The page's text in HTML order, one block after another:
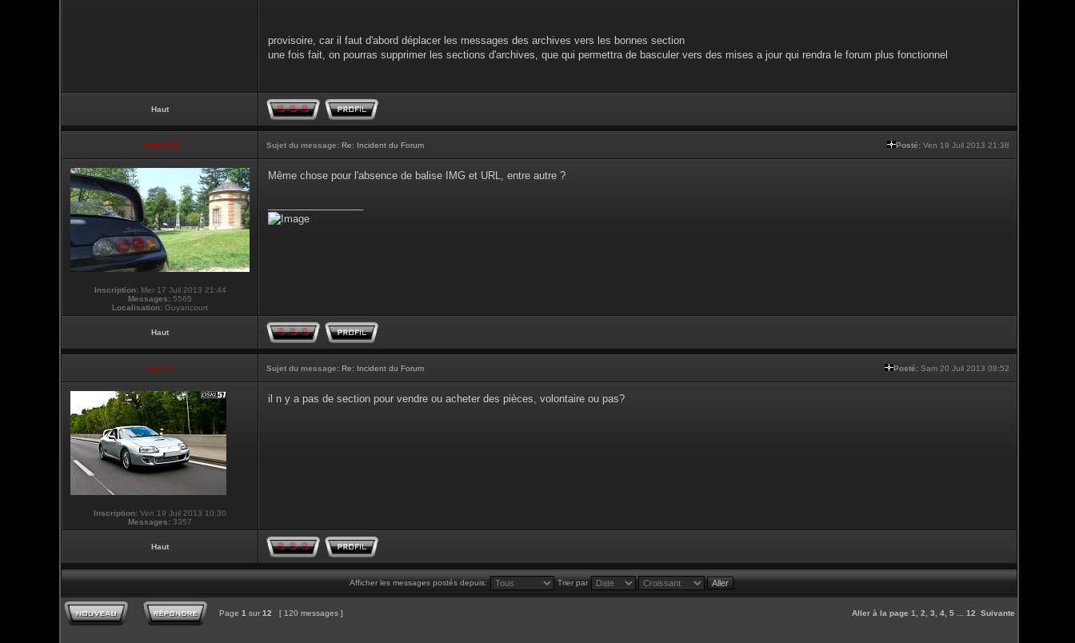
provisoire, car il faut d'abord déplacer les messages des archives vers les bonnes section
une fois fait, on pourras supprimer les sections d'archives, que qui permettra de basculer vers des mises a jour qui rendra le forum plus fonctionnel
Haut
vmax330 Sujet du message: Re: Incident du Forum Posté: Ven 19 Juil 2013 21:38
Inscription:Mer 17 Juil 2013 21:44
Messages: 5565
Localisation: Guyancourt
Même chose pour l'absence de balise IMG et URL, entre autre ?
Haut
touti-17 Sujet du message: Re: Incident du Forum Posté: Sam 20 Juil 2013 08:52
Inscription: Ven 19 Juil 2013 10:30
Messages: 3357
il n y a pas de section pour vendre ou acheter des pièces, volontaire ou pas?
Haut
Afficher les messages postés depuis: Trier par
Page 1 sur 12 [ 120 messages ] Aller à la page 1 2 3 4 5 12 Suivante